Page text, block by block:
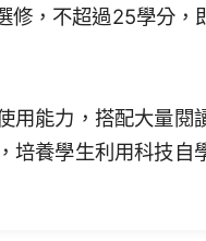
，不超過25學分
能力，搭配大量
培養學生利用科技自